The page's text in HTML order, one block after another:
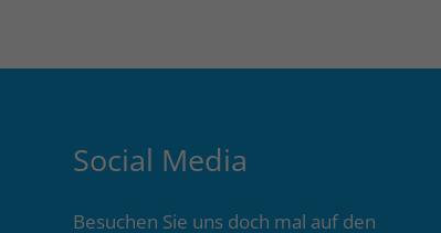
Social Media
Besuchen Sie uns doch mal auf den